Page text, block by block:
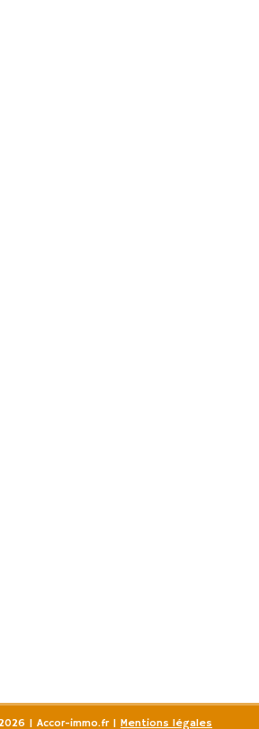
| Accor-immo.fr | Mentions légales